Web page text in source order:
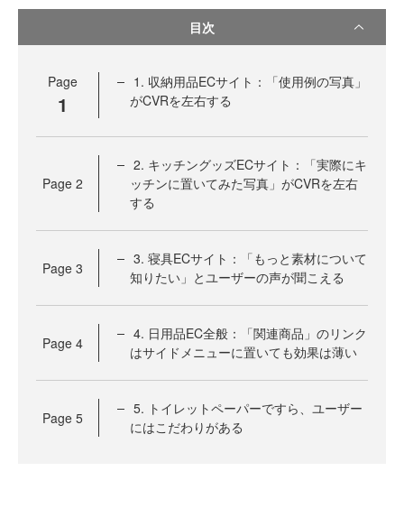
目次
Page
1
1. 収納用品ECサイト：「使用例の写真」
がCVRを左右する
Page 2
2. キッチングッズECサイト：「実際にキ
ッチンに置いてみた写真」がCVRを左右
する
Page 3
3. 寝具ECサイト：「もっと素材について
知りたい」とユーザーの声が聞こえる
Page 4
4. 日用品EC全般：「関連商品」のリンク
はサイドメニューに置いても効果は薄い
Page 5
5. トイレットペーパーですら、ユーザー
にはこだわりがある